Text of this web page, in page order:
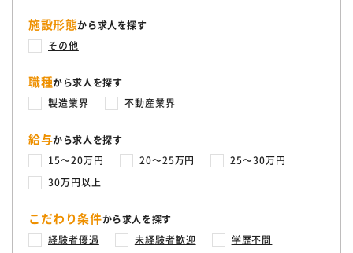
施設形態から求人を探す
その他
職種から求人を探す
製造業界 不動産業界
給与から求人を探す
15〜20万円 20〜25万円 25〜30万円
30万円以上
こだわり条件から求人を探す
経験者優遇 未経験者歓迎 学歴不問